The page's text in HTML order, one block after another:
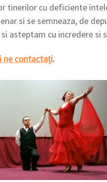
cu deficiente
si se semneaza, de
asteptam cu incredere si
ne contactați.